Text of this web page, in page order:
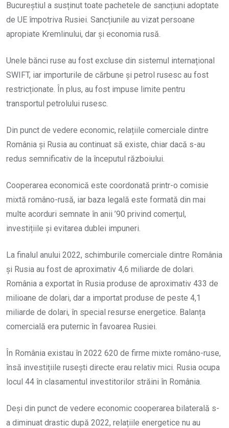
Bucureștiul a susținut toate pachetele de sancțiuni adoptate
de UE împotriva Rusiei. Sancțiunile au vizat persoane
apropiate Kremlinului, dar și economia rusă.
Unele bănci ruse au fost excluse din sistemul internațional
SWIFT, iar importurile de cărbune și petrol rusesc au fost
restricționate. În plus, au fost impuse limite pentru
transportul petrolului rusesc.
Din punct de vedere economic, relațiile comerciale dintre
România și Rusia au continuat să existe, chiar dacă s-au
redus semnificativ de la începutul războiului.
Cooperarea economică este coordonată printr-o comisie
mixtă româno-rusă, iar baza legală este formată din mai
multe acorduri semnate în anii ’90 privind comerțul,
investițiile și evitarea dublei impuneri.
La finalul anului 2022, schimburile comerciale dintre România
și Rusia au fost de aproximativ 4,6 miliarde de dolari.
România a exportat în Rusia produse de aproximativ 433 de
milioane de dolari, dar a importat produse de peste 4,1
miliarde de dolari, în special resurse energetice. Balanța
comercială era puternic în favoarea Rusiei.
În România existau în 2022 620 de firme mixte româno-ruse,
însă investițiile rusești directe erau relativ mici. Rusia ocupa
locul 44 în clasamentul investitorilor străini în România.
Deși din punct de vedere economic cooperarea bilaterală s-
a diminuat drastic după 2022, relațiile energetice nu au